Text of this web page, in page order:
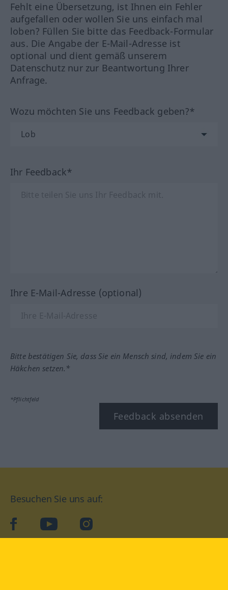
Fehlt eine Übersetzung, ist Ihnen ein Fehler
aufgefallen oder wollen Sie uns einfach mal
loben? Füllen Sie bitte das Feedback-Formular
aus. Die Angabe der E-Mail-Adresse ist
optional und dient gemäß unserem
Datenschutz nur zur Beantwortung Ihrer
Anfrage.
Wozu möchten Sie uns Feedback geben?*
Ihr Feedback*
Ihre E-Mail-Adresse (optional)
Bitte bestätigen Sie, dass Sie ein Mensch sind, indem Sie ein
Häkchen setzen.*
*Pflichtfeld
Feedback absenden
Besuchen Sie uns auf:
facebookYouTube Instagram